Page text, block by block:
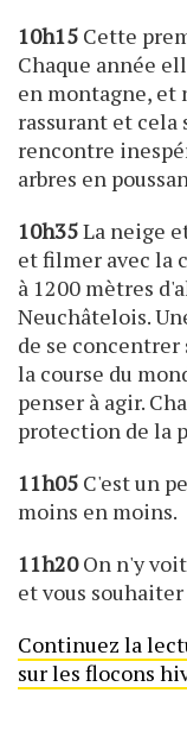
10h15 Cette
Chaque année
en montagne, et
rassurant et
rencontre
arbres en
10h35La neige
et filmer avec la
à 1200 mètres
Neuchâtelois.
de se
la course du
penser à agir.
protection de la
11h05 C'est un
moins en moins.
11h20On n'y
et vous
Continuez la
sur les flocons